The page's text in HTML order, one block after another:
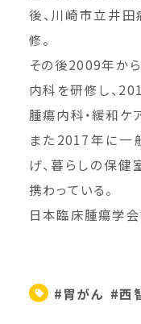
後、川崎市立井
修。
その後2009年か
内科を研修し、
腫瘍内科・緩和ケ
また2017年に一
げ、暮らしの保
携わっている。
日本臨床腫瘍学
#胃がん #西